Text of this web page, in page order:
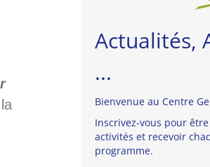
Actualités,
...
Bienvenue au Centre
Inscrivez-vous pour
activités et recevoir
programme.